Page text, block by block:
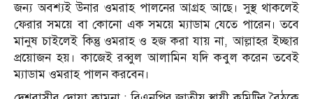
জন্য অবশ্যই উনার ওমরাহ পালনের আগ্রহ আছে। সুস্থ থাকলেই
ফেরার সময়ে বা কোনো এক সময়ে ম্যাডাম যেতে পারেন। তবে
মানুষ চাইলেই কিন্তু ওমরাহ ও হজ করা যায় না, আল্লাহর ইচ্ছার
প্রয়োজন হয়। কাজেই রব্বুল আলামিন যদি কবুল করেন তবেই
ম্যাডাম ওমরাহ পালন করবেন।